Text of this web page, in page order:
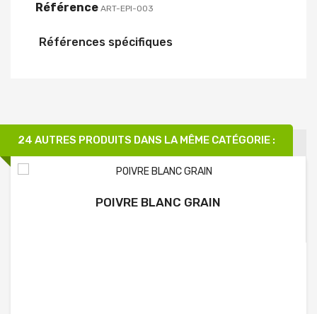
Référence ART-EPI-003
Références spécifiques
24 AUTRES PRODUITS DANS LA MÊME CATÉGORIE :
POIVRE BLANC GRAIN